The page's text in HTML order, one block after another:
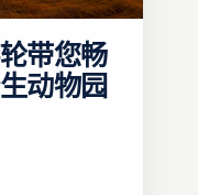
带您畅
动物园